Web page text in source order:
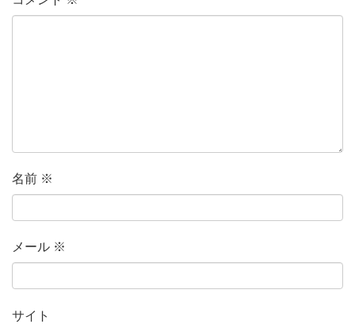
名前 ※
メール ※
サイト